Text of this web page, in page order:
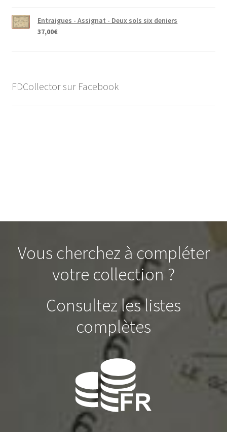
Entraigues - Assignat - Deux sols six deniers
37,00€
FDCollector sur Facebook
Vous cherchez à compléter
votre collection ?
Consultez les listes
complètes